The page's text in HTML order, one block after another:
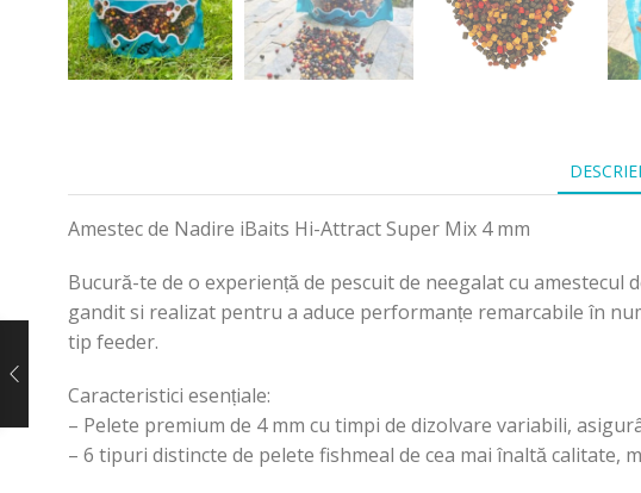
Amestec de Nadire iBaits Hi-Attract Super Mix 4 mm
Bucură-te de o experiență de pescuit de neegalat cu
gandit si realizat pentru a aduce performanțe remarcabile în
tip feeder.
Caracteristici esențiale:
– Pelete premium de 4 mm cu timpi de dizolvare variabili,
– 6 tipuri distincte de pelete fishmeal de cea mai înaltă